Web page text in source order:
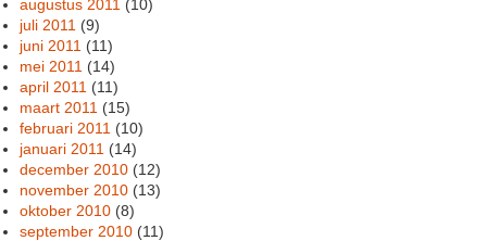
augustus 2011 (10)
juli 2011 (9)
juni 2011 (11)
mei 2011 (14)
april 2011 (11)
maart 2011 (15)
februari 2011 (10)
januari 2011 (14)
december 2010 (12)
november 2010 (13)
oktober 2010 (8)
september 2010 (11)